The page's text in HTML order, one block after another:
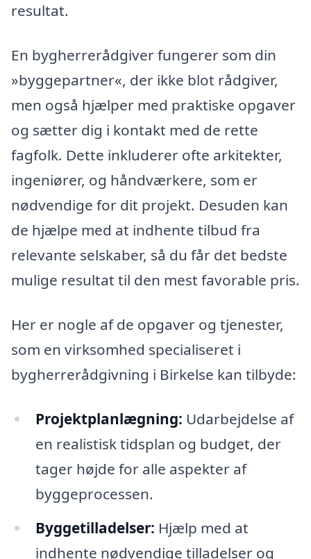
resultat.
En bygherrerådgiver fungerer som din
»byggepartner«, der ikke blot rådgiver,
men også hjælper med praktiske opgaver
og sætter dig i kontakt med de rette
fagfolk. Dette inkluderer ofte arkitekter,
ingeniører, og håndværkere, som er
nødvendige for dit projekt. Desuden kan
de hjælpe med at indhente tilbud fra
relevante selskaber, så du får det bedste
mulige resultat til den mest favorable pris.
Her er nogle af de opgaver og tjenester,
som en virksomhed specialiseret i
bygherrerådgivning i Birkelse kan tilbyde:
Projektplanlægning: Udarbejdelse af
en realistisk tidsplan og budget, der
tager højde for alle aspekter af
byggeprocessen.
Byggetilladelser: Hjælp med at
indhente nødvendige tilladelser og